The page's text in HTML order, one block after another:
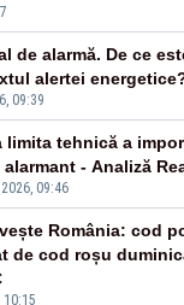
09:39
de alarmă. De ce
alertei
09:46
limita tehnică a
- Analiză
10:15
România: cod
de cod roșu